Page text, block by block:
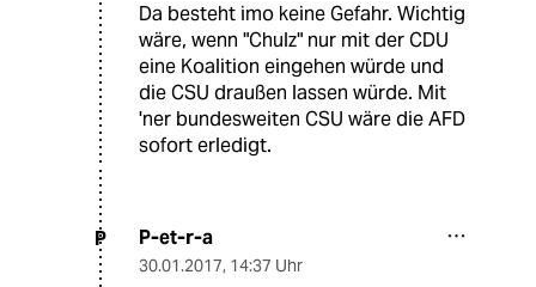
Da besteht imo keine Gefahr. Wichtig
wäre, wenn "Chulz" nur mit der CDU
eine Koalition eingehen würde und
die CSU draußen lassen würde. Mit
'ner bundesweiten CSU wäre die AFD
sofort erledigt.
P P-et-r-a
30.01.2017, 14:37 Uhr